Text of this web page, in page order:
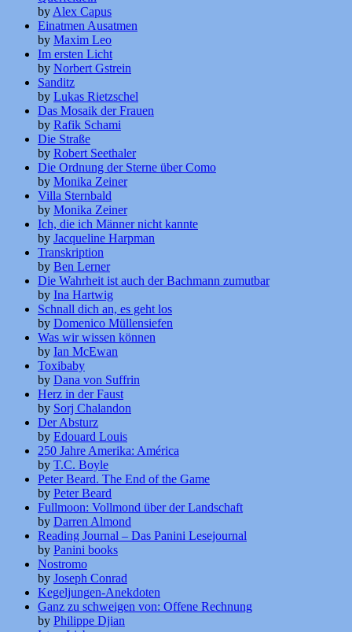
by Alex Capus
Einatmen Ausatmen
by Maxim Leo
Im ersten Licht
by Norbert Gstrein
Sanditz
by Lukas Rietzschel
Das Mosaik der Frauen
by Rafik Schami
Die Straße
by Robert Seethaler
Die Ordnung der Sterne über Como
by Monika Zeiner
Villa Sternbald
by Monika Zeiner
Ich, die ich Männer nicht kannte
by Jacqueline Harpman
Transkription
by Ben Lerner
Die Wahrheit ist auch der Bachmann zumutbar
by Ina Hartwig
Schnall dich an, es geht los
by Domenico Müllensiefen
Was wir wissen können
by Ian McEwan
Toxibaby
by Dana von Suffrin
Herz in der Faust
by Sorj Chalandon
Der Absturz
by Edouard Louis
250 Jahre Amerika: América
by T.C. Boyle
Peter Beard. The End of the Game
by Peter Beard
Fullmoon: Vollmond über der Landschaft
by Darren Almond
Reading Journal – Das Panini Lesejournal
by Panini books
Nostromo
by Joseph Conrad
Kegeljungen-Anekdoten
Ganz zu schweigen von: Offene Rechnung
by Philippe Djian